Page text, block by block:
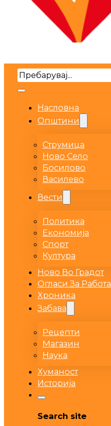
Search
Насловна
Општини
Струмица
Ново Село
Босилово
Василево
Вести
Политика
Економија
Спорт
Култура
Ново Во Градот
Огласи За Работа
Хроника
Забава
Рецепти
Магазин
Наука
Хуманост
Историја
Search site